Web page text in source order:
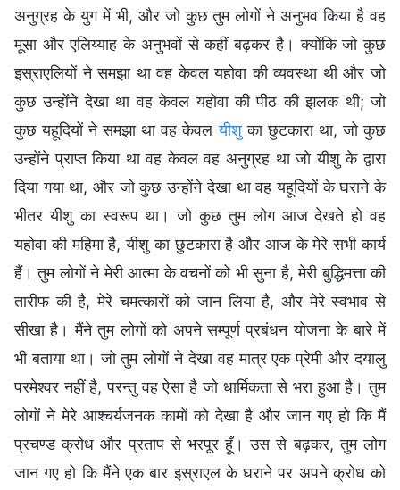
अनुग्रह के युग में भी, और जो कुछ तुम लोगों ने अनुभव किया है वह
मूसा और एलिय्याह के अनुभवों से कहीं बढ़कर है। क्योंकि जो कुछ
इस्राएलियों ने समझा था वह केवल यहोवा की व्यवस्था थी और जो
कुछ उन्होंने देखा था वह केवल यहोवा की पीठ की झलक थी; जो
कुछ यहूदियों ने समझा था वह केवलयीशुका छुटकारा था, जो कुछ
उन्होंने प्राप्त किया था वह केवल वह अनुग्रह था जो यीशु के द्वारा
दिया गया था, और जो कुछ उन्होंने देखा था वह यहूदियों के घराने के
भीतर यीशु का स्वरूप था। जो कुछ तुम लोग आज देखते हो वह
यहोवा की महिमा है, यीशु का छुटकारा है और आज के मेरे सभी कार्य
हैं। तुम लोगों ने मेरी आत्मा के वचनों को भी सुना है, मेरी बुद्धिमत्ता की
तारीफ की है, मेरे चमत्कारों को जान लिया है, और मेरे स्वभाव से
सीखा है। मैंने तुम लोगों को अपने सम्पूर्ण प्रबंधन योजना के बारे में
भी बताया था। जो तुम लोगों ने देखा वह मात्र एक प्रेमी और दयालु
परमेश्वर नहीं है, परन्तु वह ऐसा है जो धार्मिकता से भरा हुआ है। तुम
लोगों ने मेरे आश्चर्यजनक कामों को देखा है और जान गए हो कि मैं
प्रचण्ड क्रोध और प्रताप से भरपूर हूँ। उस से बढ़कर, तुम लोग
जान गए हो कि मैंने एक बार इस्राएल के घराने पर अपने क्रोध को